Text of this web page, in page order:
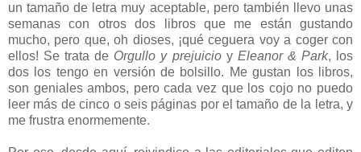
un tamaño de letra muy aceptable, pero también llevo unas
semanas con otros dos libros que me están gustando
mucho, pero que, oh dioses, ¡qué ceguera voy a coger con
ellos! Se trata de Orgullo y prejuicioy Eleanor & Park, los
dos los tengo en versión de bolsillo. Me gustan los libros,
son geniales ambos, pero cada vez que los cojo no puedo
leer más de cinco o seis páginas por el tamaño de la letra, y
me frustra enormemente.